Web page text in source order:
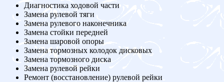
Диагностика ходовой части
Замена рулевой тяги
Замена рулевого наконечника
Замена стойки передней
Замена шаровой опоры
Замена тормозных колодок дисковых
Замена тормозного диска
Замена рулевой рейки
Ремонт (восстановление) рулевой рейки